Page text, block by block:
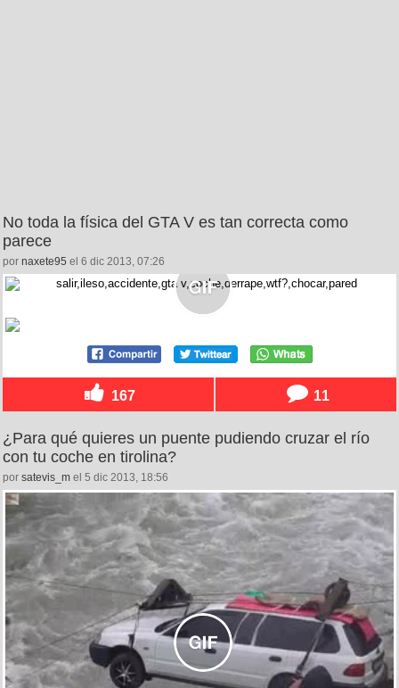
No toda la física del GTA V es tan correcta como
parece
por naxete95 el 6 dic 2013, 07:26
167 11
¿Para qué quieres un puente pudiendo cruzar el río
con tu coche en tirolina?
por satevis_m el 5 dic 2013, 18:56